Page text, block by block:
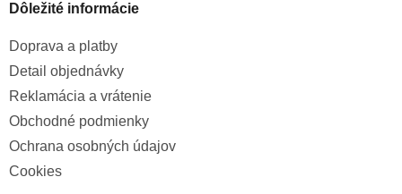
Dôležité informácie
Doprava a platby
Detail objednávky
Reklamácia a vrátenie
Obchodné podmienky
Ochrana osobných údajov
Cookies